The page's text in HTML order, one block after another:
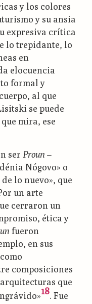
y los colores
y su ansia
expresiva crítica
lo trepidante, lo
en
elocuencia
formal y
al que
se puede
mira, ese
ser Proun–
Nógovo» o
lo nuevo», que
un arte
cerraron un
ética y
fueron
en sus
composiciones
que
18. Fue